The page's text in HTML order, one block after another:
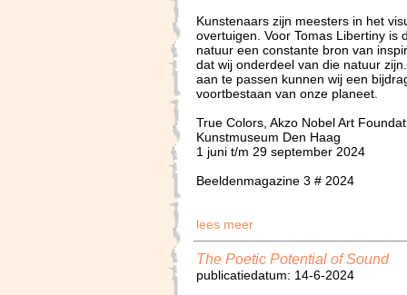
Kunstenaars zijn meesters in het
overtuigen. Voor Tomas Libertiny is
natuur een constante bron van
dat wij onderdeel van die natuur
aan te passen kunnen wij een
voortbestaan van onze planeet.
True Colors, Akzo Nobel Art
Kunstmuseum Den Haag
1 juni t/m 29 september 2024
Beeldenmagazine 3 # 2024
lees meer
The Poetic Potential of Sound
publicatiedatum: 14-6-2024